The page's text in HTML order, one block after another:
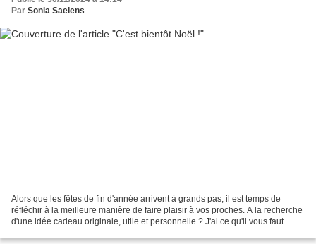
Par Sonia Saelens
Alors que les fêtes de fin d'année arrivent à grands pas, il est temps de
réfléchir à la meilleure manière de faire plaisir à vos proches. A la recherche
d'une idée cadeau originale, utile et personnelle ? J'ai ce qu'il vous faut...